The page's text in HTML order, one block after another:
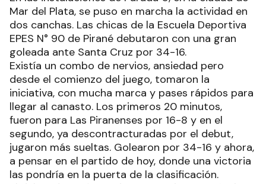
Mar del Plata, se puso en marcha la actividad en
dos canchas. Las chicas de la Escuela Deportiva
EPES N° 90 de Pirané debutaron con una gran
goleada ante Santa Cruz por 34-16.
Existía un combo de nervios, ansiedad pero
desde el comienzo del juego, tomaron la
iniciativa, con mucha marca y pases rápidos para
llegar al canasto. Los primeros 20 minutos,
fueron para Las Piranenses por 16-8 y en el
segundo, ya descontracturadas por el debut,
jugaron más sueltas. Golearon por 34-16 y ahora,
a pensar en el partido de hoy, donde una victoria
las pondría en la puerta de la clasificación.